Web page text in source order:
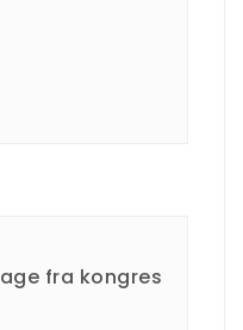
fra kongres